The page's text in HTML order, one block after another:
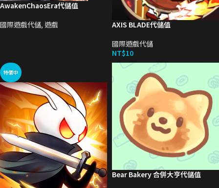
AwakenChaosEra代儲值
國際遊戲代儲, 遊戲
AXIS BLADE代儲值
國際遊戲代儲
NT$10
特價中
Bear Bakery 合併大亨代儲值